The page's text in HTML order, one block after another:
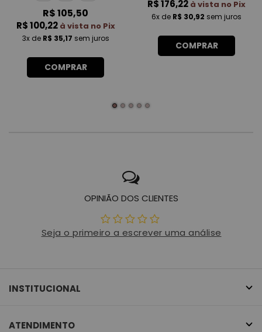
R$ 105,50
R$ 100,22 à vista no Pix
3xde R$ 35,17 sem juros
COMPRAR
R$ 176,22 à vista no Pix
6x de R$ 30,92 sem juros
COMPRAR
OPINIÃO DOS CLIENTES
Seja o primeiro a escrever uma análise
INSTITUCIONAL
ATENDIMENTO